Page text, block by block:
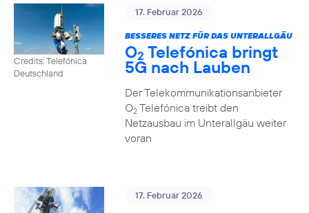
Credits: Telefónica
Deutschland
17. Februar 2026
BESSERES NETZ FÜR DAS UNTERALLGÄU
O2 Telefónica bringt
5G nach Lauben
Der Telekommunikationsanbieter
O2Telefónica treibt den
Netzausbau im Unterallgäu weiter
voran
17. Februar 2026